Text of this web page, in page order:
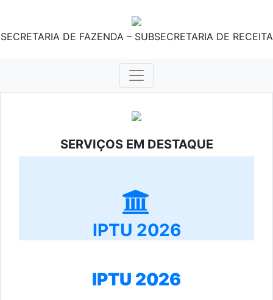
SECRETARIA DE FAZENDA – SUBSECRETARIA DE RECEITA
SERVIÇOS EM DESTAQUE
IPTU 2026
IPTU 2026